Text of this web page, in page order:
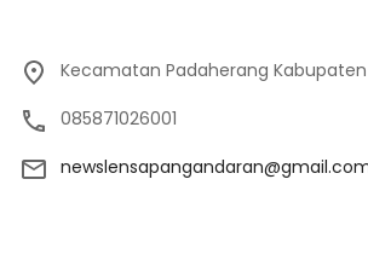
Kecamatan Padaherang
085871026001